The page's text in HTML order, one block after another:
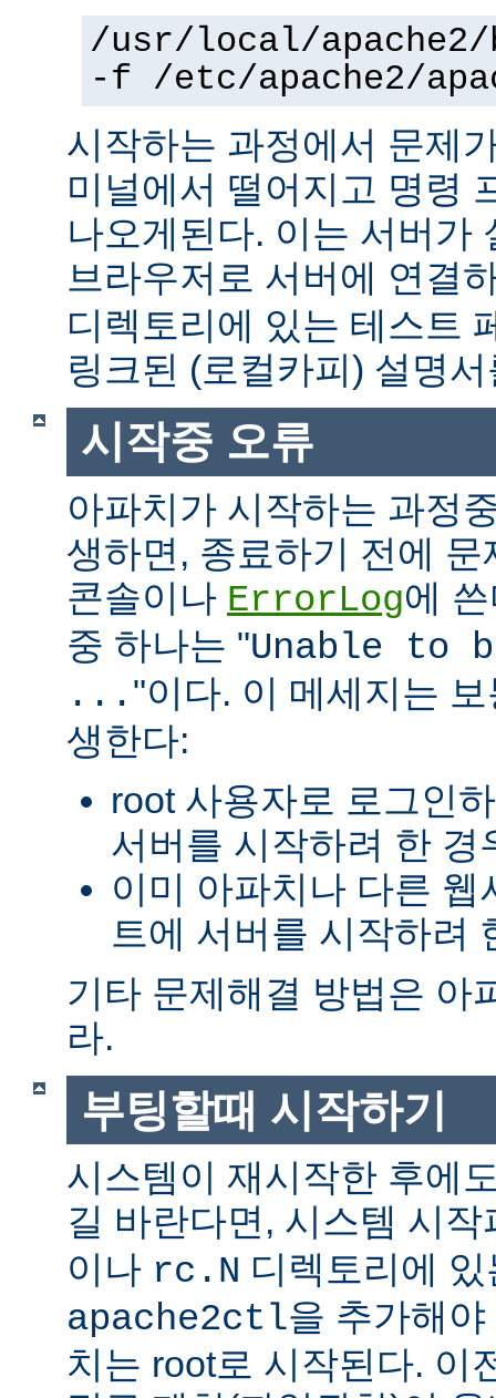
/usr/local/
-f /etc/apache2/
시작하는 과정에서 문제
미널에서 떨어지고 명령
나오게된다. 이는 서버가
브라우저로 서버에 연결
디렉토리에 있는 테스트
링크된 (로컬카피) 설명
시작중 오류
아파치가 시작하는 과정
생하면, 종료하기 전에
콘솔이나 ErrorLog에
중 하나는 "Unable to
... "이다. 이 메세지는
생한다:
root 사용자로 로그인
서버를 시작하려 한 경
이미 아파치나 다른
트에 서버를 시작하려
기타 문제해결 방법은 아
라.
부팅할때 시작하기
시스템이 재시작한 후에
길 바란다면, 시스템 시
이나 rc.N 디렉토리에
apache2ctl을 추가해
치는 root로 시작된다. 이